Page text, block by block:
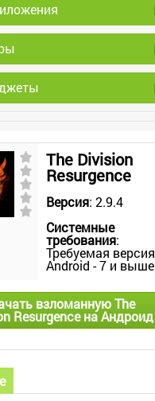
The Division
Resurgence
Версия: 2.9.4
Системные
требования:
Требуемая версия
Android - 7 и выше
взломанную The
Resurgence на Андроид